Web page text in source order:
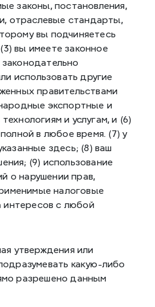
законы, постановления,
отраслевые стандарты,
вы подчиняетесь
вы имеете законное
использовать другие
правительствами
экспортные и
и услугам, и (6)
в любое время. (7) у
здесь; (8) ваш
(9) использование
о нарушении прав,
налоговые
интересов с любой
утверждения или
какую-либо
разрешено данным